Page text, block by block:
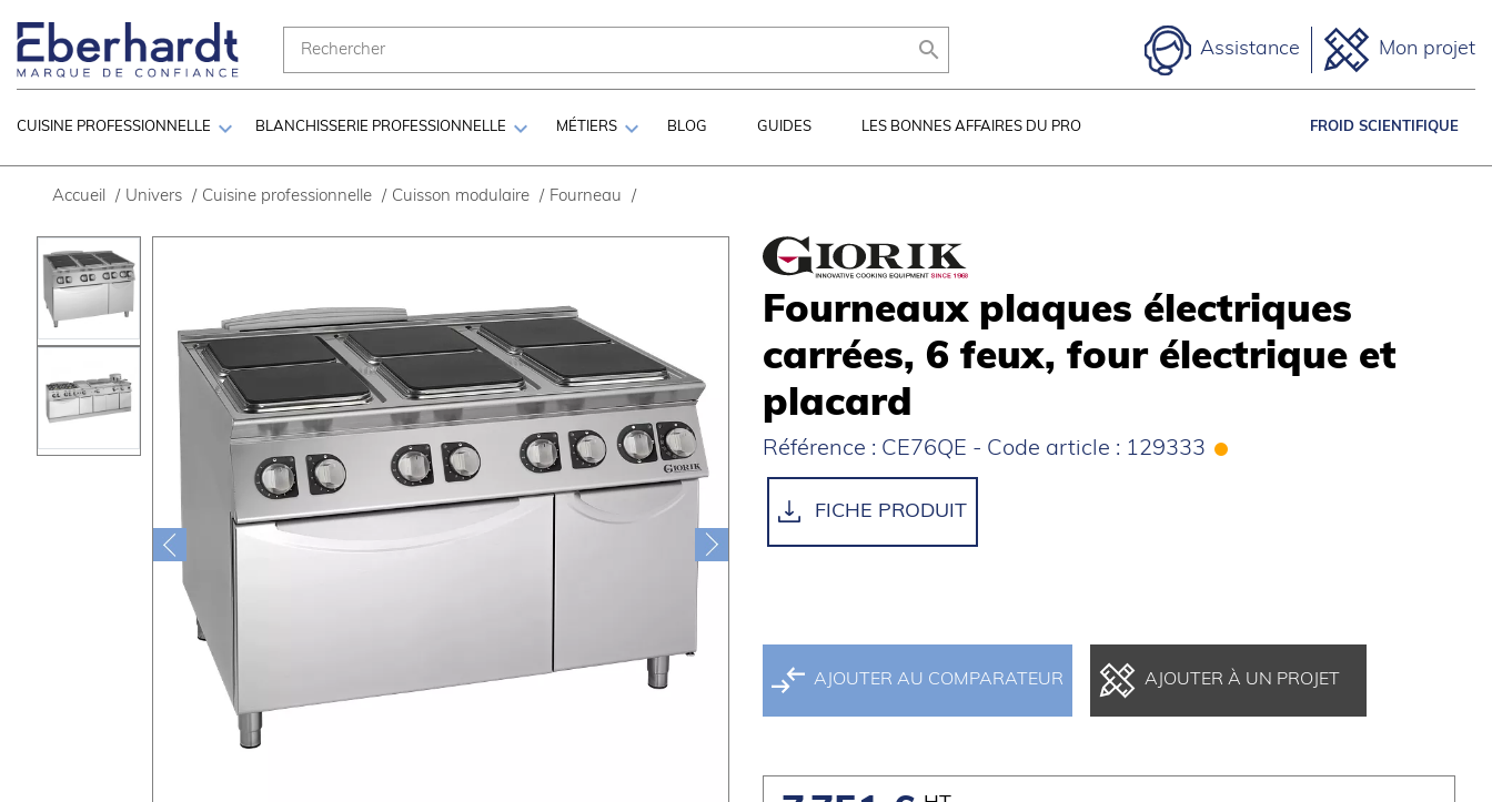
 Assistance Mon projet
CUISINE PROFESSIONNELLE  BLANCHISSERIE PROFESSIONNELLE  MÉTIERS  BLOG GUIDES LES BONNES AFFAIRES DU PRO FROID SCIENTIFIQUE
Accueil / Univers / Cuisine professionnelle / Cuisson modulaire / Fourneau /
Fourneaux plaques électriques
carrées, 6 feux, four électrique et
placard
Référence : CE76QE - Code article : 129333
FICHE PRODUIT
AJOUTER AU COMPARATEUR AJOUTER À UN PROJET